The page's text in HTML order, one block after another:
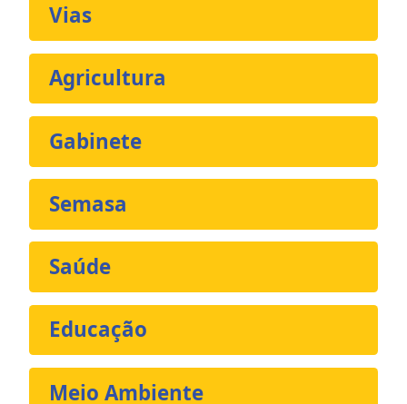
Vias
Agricultura
Gabinete
Semasa
Saúde
Educação
Meio Ambiente